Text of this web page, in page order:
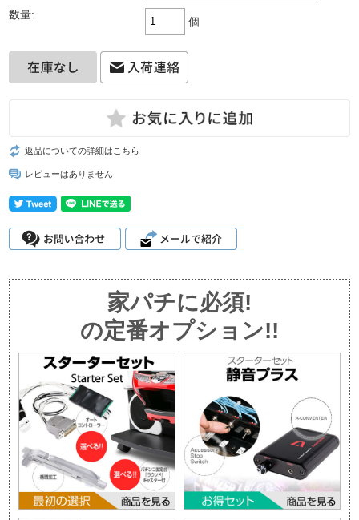
数量:
個
返品についての詳細はこちら
レビューはありません
家パチに必須!
の定番オプション!!